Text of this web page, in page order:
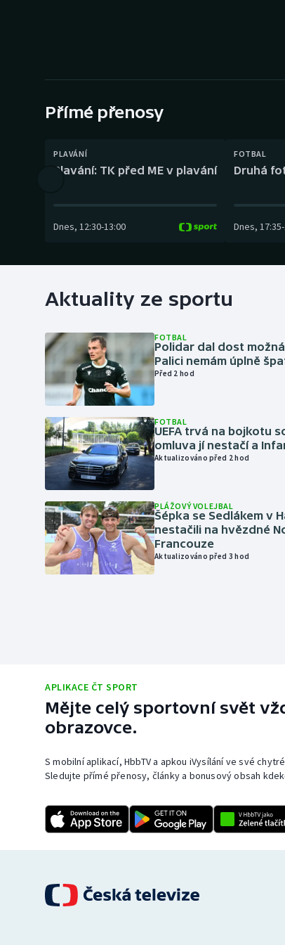
Gymnastika
Přímé přenosy
PLAVÁNÍ
Plavání: TK před ME v plavání
Dnes, 12:30-13:00
FOTBAL
Druhá
Dnes, 17:35-
Aktuality ze sportu
FOTBAL
Polidar dal dost
Palici nemám úplně
Před 2 hod
FOTBAL
UEFA trvá na bojkotu
omluva jí nestačí a
Aktualizováno před 2 hod
PLÁŽOVÝ VOLEJBAL
Šépka se Sedlákem v
nestačili na hvězdné
Francouze
Aktualizováno před 3 hod
APLIKACE ČT SPORT
Mějte celý sportovní svět
obrazovce.
S mobilní aplikací, HbbTV a apkou iVysílání ve své
Sledujte přímé přenosy, články a bonusový obsah